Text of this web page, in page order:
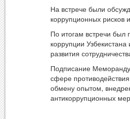
На встрече были
коррупционных рисков
По итогам встречи
коррупции
развития
Подписание
сфере
обмену опытом,
антикоррупционных